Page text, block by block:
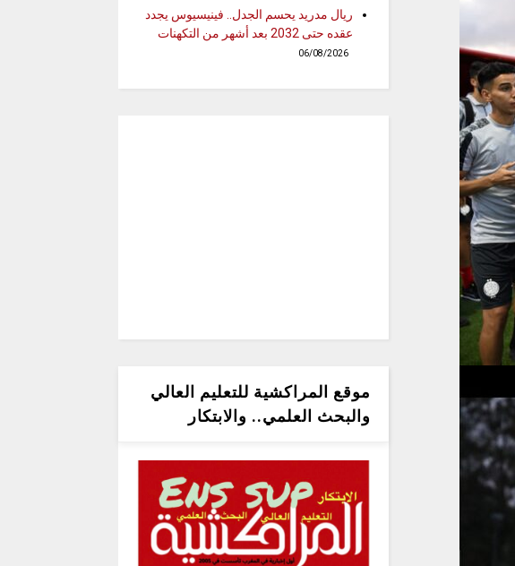
ريال مدريد يحسم الجدل.. فينيسيوس يجدد
عقده حتى 2032 بعد أشهر من التكهنات
06/08/2026
موقع المراكشية للتعليم العالي
والبحث العلمي.. والابتكار